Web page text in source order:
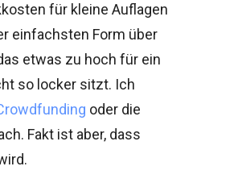
für kleine Auflagen
einfachsten Form über
etwas zu hoch für ein
so locker sitzt. Ich
oder die
Fakt ist aber, dass